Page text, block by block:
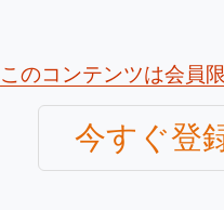
このコンテンツは会員
今すぐ登